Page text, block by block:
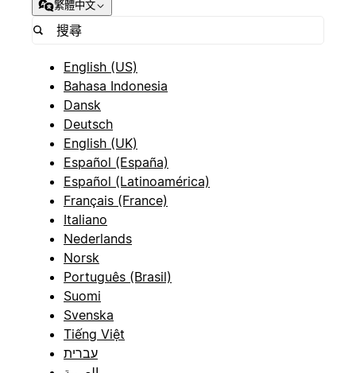
繁體中文
English (US)
Bahasa Indonesia
Dansk
Deutsch
English (UK)
Español (España)
Español (Latinoamérica)
Français (France)
Italiano
Nederlands
Norsk
Português (Brasil)
Suomi
Svenska
Tiếng Việt
עברית